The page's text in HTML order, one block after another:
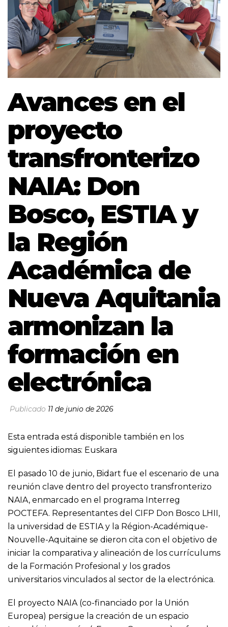
Avances en el
proyecto
transfronterizo
NAIA: Don
Bosco, ESTIA y
la Región
Académica de
Nueva Aquitania
armonizan la
formación en
electrónica
Publicado 11 de junio de 2026
Esta entrada está disponible también en los
siguientes idiomas: Euskara
El pasado 10 de junio, Bidart fue el escenario de una
reunión clave dentro del proyecto transfronterizo
NAIA, enmarcado en el programa Interreg
POCTEFA. Representantes del CIFP Don Bosco LHII,
la universidad de ESTIA y la Région-Académique-
Nouvelle-Aquitaine se dieron cita con el objetivo de
iniciar la comparativa y alineación de los currículums
de la Formación Profesional y los grados
universitarios vinculados al sector de la electrónica.
El proyecto NAIA (co-financiado por la Unión
Europea) persigue la creación de un espacio